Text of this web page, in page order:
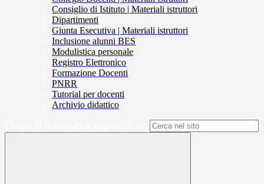
Consiglio di Istituto | Materiali istruttori
Dipartimenti
Giunta Esecutiva | Materiali istruttori
Inclusione alunni BES
Modulistica personale
Registro Elettronico
Formazione Docenti
PNRR
Tutorial per docenti
Archivio didattico